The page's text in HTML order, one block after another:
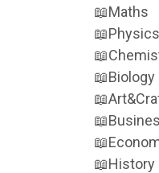
📖Maths
📖Physics
📖Biology
📖History